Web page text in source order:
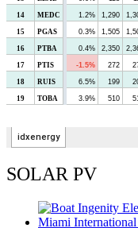
SOLAR PV